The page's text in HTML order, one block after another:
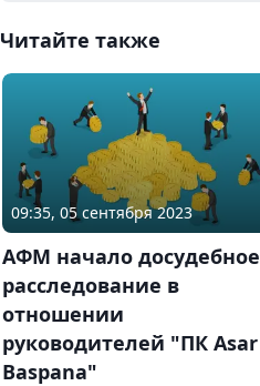
Читайте также
09:35, 05 сентября 2023
АФМ начало досудебное
расследование в
отношении
руководителей "ПК Asar
Baspana"